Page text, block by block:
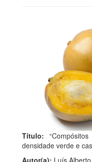
Título:
densidade verde e
Autor(a): Luís